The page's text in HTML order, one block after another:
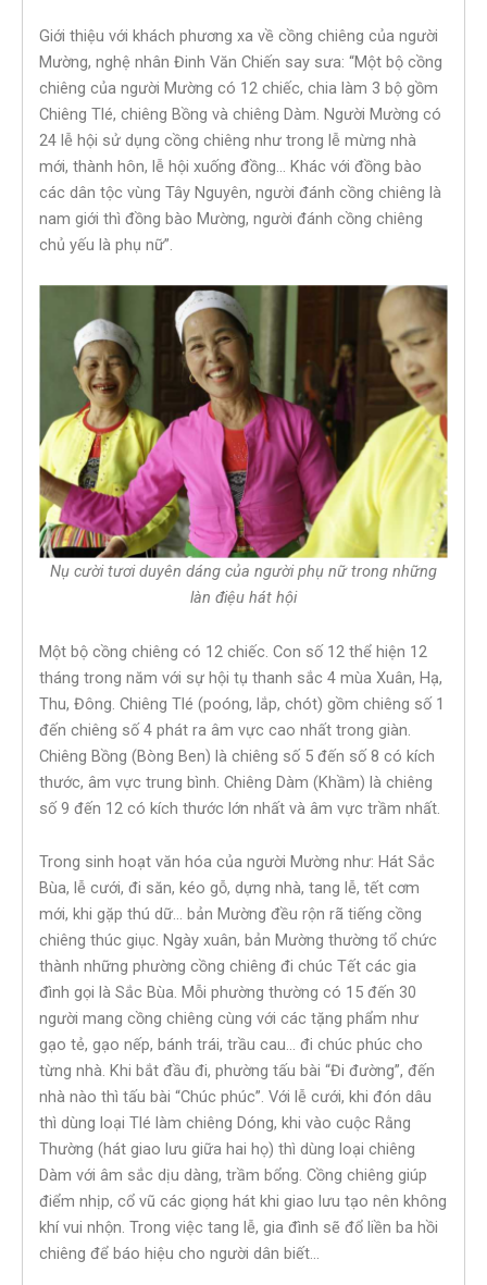
Giới thiệu với khách phương xa về cồng chiêng của người
Mường, nghệ nhân Đinh Văn Chiến say sưa: “Một bộ cồng
chiêng của người Mường có 12 chiếc, chia làm 3 bộ gồm
Chiêng Tlé, chiêng Bồng và chiêng Dàm. Người Mường có
24 lễ hội sử dụng cồng chiêng như trong lễ mừng nhà
mới, thành hôn, lễ hội xuống đồng… Khác với đồng bào
các dân tộc vùng Tây Nguyên, người đánh cồng chiêng là
nam giới thì đồng bào Mường, người đánh cồng chiêng
chủ yếu là phụ nữ”.
Nụ cười tươi duyên dáng của người phụ nữ trong những
làn điệu hát hội
Một bộ cồng chiêng có 12 chiếc. Con số 12 thể hiện 12
tháng trong năm với sự hội tụ thanh sắc 4 mùa Xuân, Hạ,
Thu, Đông. Chiêng Tlé (poóng, lắp, chót) gồm chiêng số 1
đến chiêng số 4 phát ra âm vực cao nhất trong giàn.
Chiêng Bồng (Bòng Ben) là chiêng số 5 đến số 8 có kích
thước, âm vực trung bình. Chiêng Dàm (Khầm) là chiêng
số 9 đến 12 có kích thước lớn nhất và âm vực trầm nhất.
Trong sinh hoạt văn hóa của người Mường như: Hát Sắc
Bùa, lễ cưới, đi săn, kéo gỗ, dựng nhà, tang lễ, tết cơm
mới, khi gặp thú dữ… bản Mường đều rộn rã tiếng cồng
chiêng thúc giục. Ngày xuân, bản Mường thường tổ chức
thành những phường cồng chiêng đi chúc Tết các gia
đình gọi là Sắc Bùa. Mỗi phường thường có 15 đến 30
người mang cồng chiêng cùng với các tặng phẩm như
gạo tẻ, gạo nếp, bánh trái, trầu cau… đi chúc phúc cho
từng nhà. Khi bắt đầu đi, phường tấu bài “Đi đường”, đến
nhà nào thì tấu bài “Chúc phúc”. Với lễ cưới, khi đón dâu
thì dùng loại Tlé làm chiêng Dóng, khi vào cuộc Rằng
Thường (hát giao lưu giữa hai họ) thì dùng loại chiêng
Dàm với âm sắc dịu dàng, trầm bổng. Cồng chiêng giúp
điểm nhịp, cổ vũ các giọng hát khi giao lưu tạo nên không
khí vui nhộn. Trong việc tang lễ, gia đình sẽ đổ liền ba hồi
chiêng để báo hiệu cho người dân biết…